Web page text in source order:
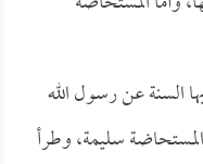
السنة عن رسول الله
سليمة، وطرأ